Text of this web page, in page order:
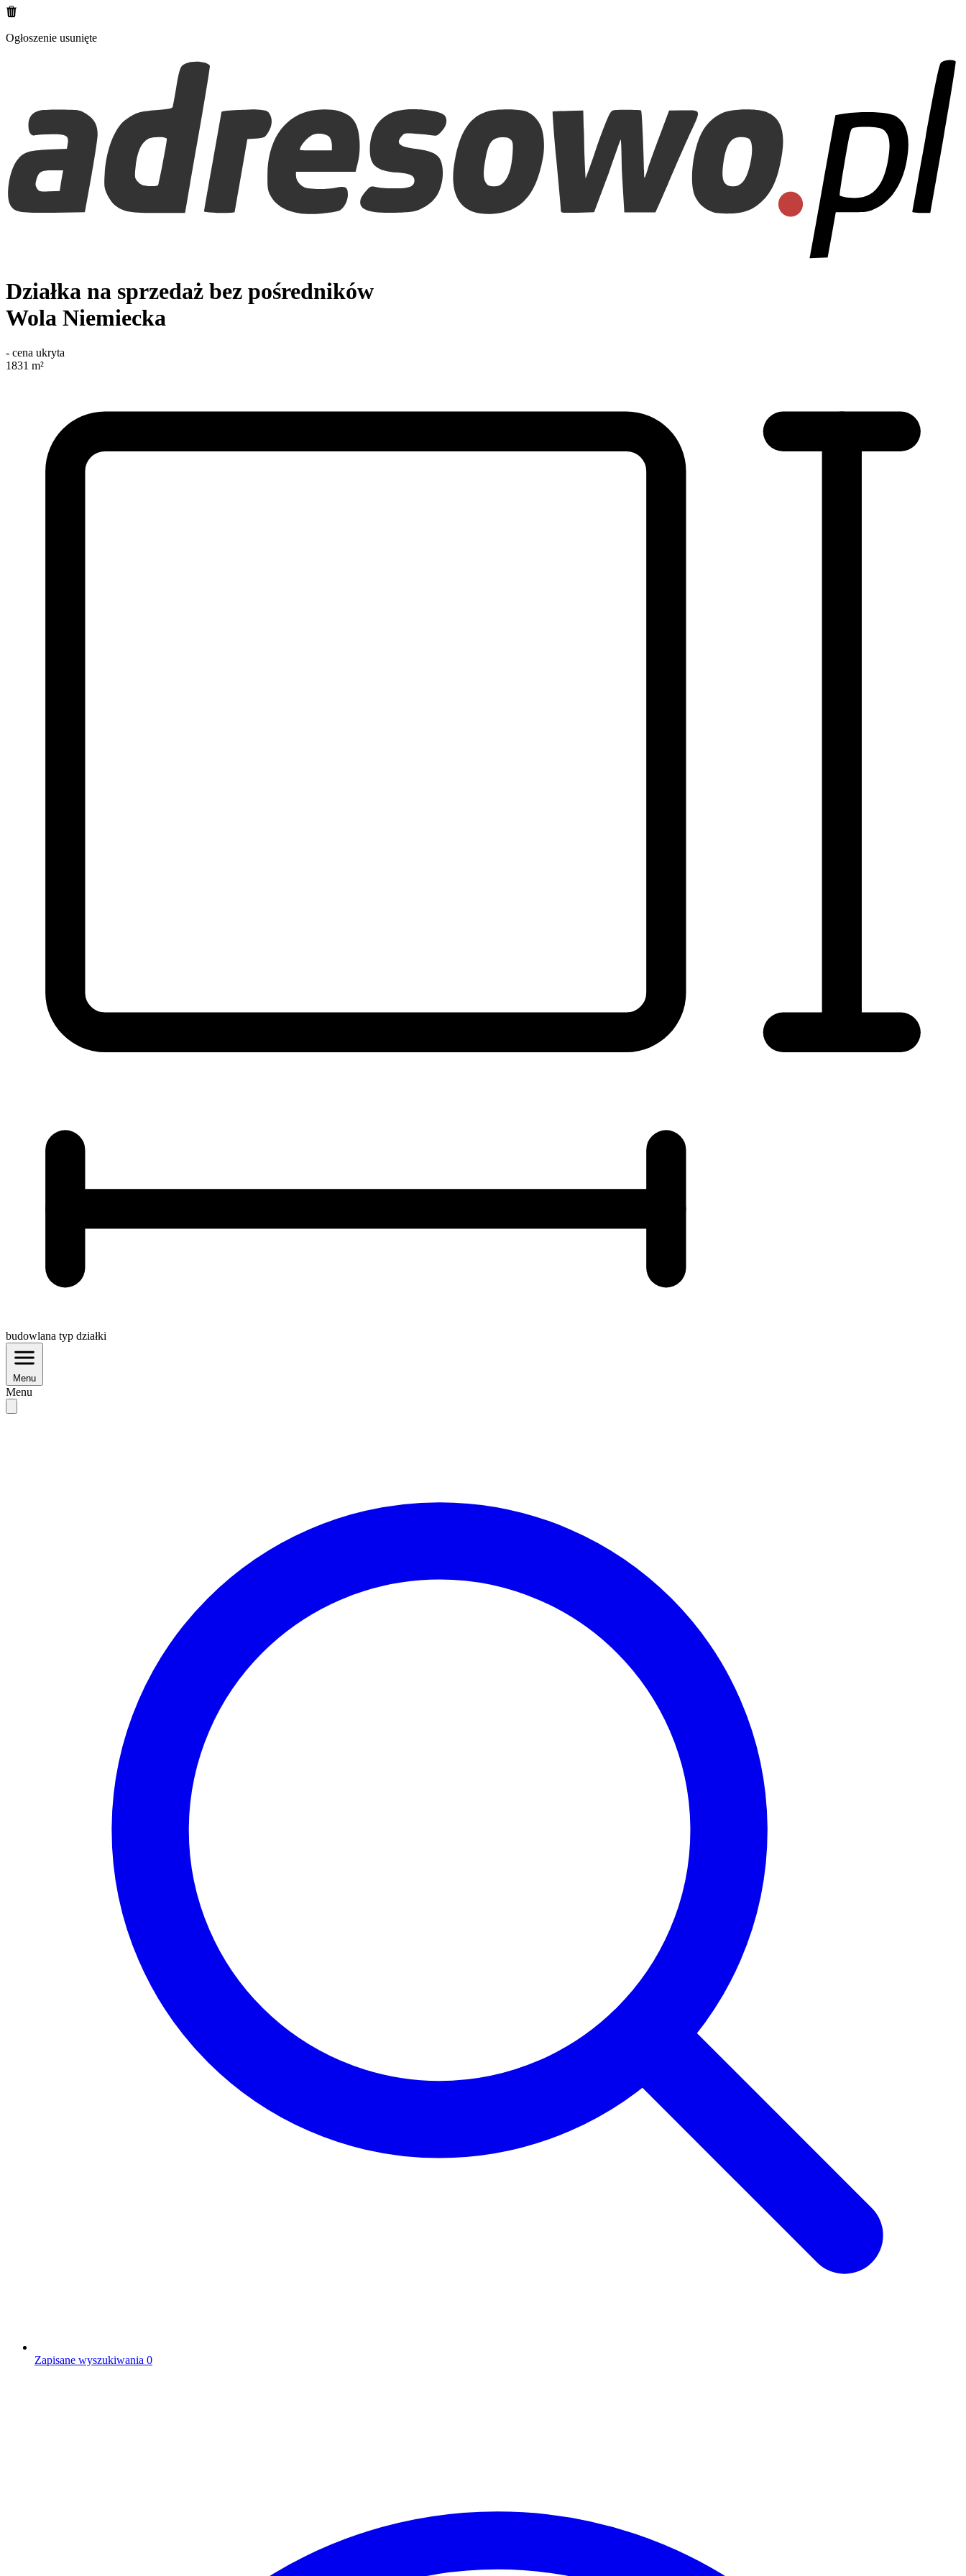
Ogłoszenie usunięte
Działka na sprzedaż bez pośredników
Wola Niemiecka
- cena ukryta
1831 m²
budowlana typ działki
Menu
Menu
Zapisane wyszukiwania 0